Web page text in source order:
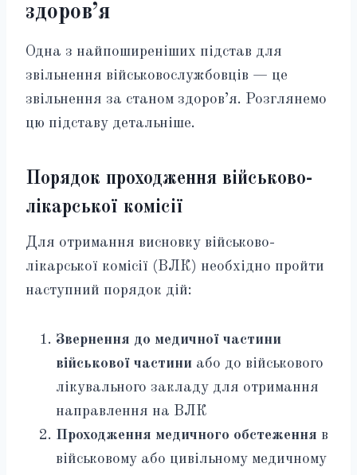
здоров’я
Одна з найпоширеніших підстав для
звільнення військовослужбовців — це
звільнення за станом здоров’я. Розглянемо
цю підставу детальніше.
Порядок проходження військово-
лікарської комісії
Для отримання висновку військово-
лікарської комісії (ВЛК) необхідно пройти
наступний порядок дій:
Звернення до медичної частини
військової частини або до військового
лікувального закладу для отримання
направлення на ВЛК
Проходження медичного обстеження в
військовому або цивільному медичному